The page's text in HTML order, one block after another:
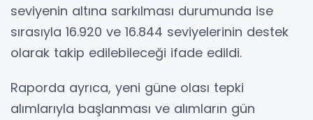
seviyenin altına sarkılması durumunda ise
sırasıyla 16.920 ve 16.844 seviyelerinin destek
olarak takip edilebileceği ifade edildi.
Raporda ayrıca, yeni güne olası tepki
alımlarıyla başlanması ve alımların gün